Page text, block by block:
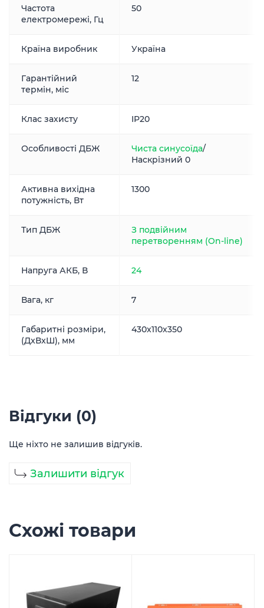
Частота
електромережі, Гц
50
Країна виробник Україна
Гарантійний
термін, міс
12
Клас захисту IP20
Особливості ДБЖ Чиста синусоїда/
Наскрізний 0
Активна вихідна
потужність, Вт
1300
Тип ДБЖ
З подвійним
перетворенням (On-line)
Напруга АКБ, В 24
Вага, кг 7
Габаритні розміри,
(ДxВxШ), мм
430x110x350
Відгуки (0)
Ще ніхто не залишив відгуків.
Залишити відгук
Схожі товари